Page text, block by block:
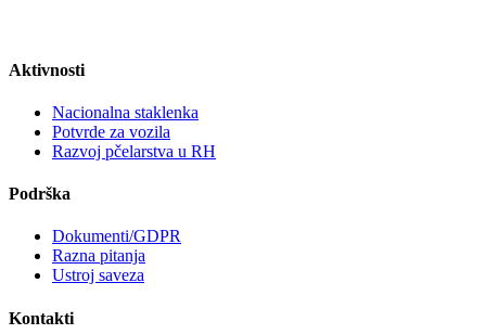
Aktivnosti
Nacionalna staklenka
Potvrde za vozila
Razvoj pčelarstva u RH
Podrška
Dokumenti/GDPR
Razna pitanja
Ustroj saveza
Kontakti